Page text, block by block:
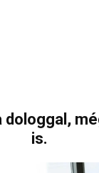
dologgal,
is.